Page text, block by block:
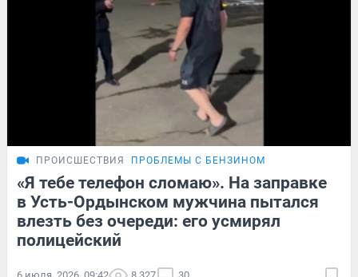
ПРОИСШЕСТВИЯ ПРОБЛЕМЫ С БЕНЗИНОМ
«Я тебе телефон сломаю». На заправке
в Усть-Ордынском мужчина пытался
влезть без очереди: его усмирял
полицейский